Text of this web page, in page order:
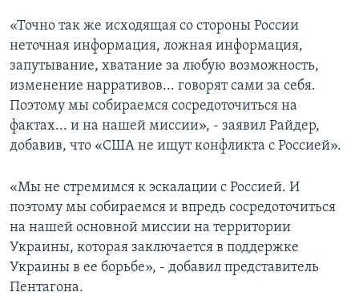
«Точно так же исходящая со стороны России
неточная информация, ложная информация,
запутывание, хватание за любую возможность,
изменение нарративов... говорят сами за себя.
Поэтому мы собираемся сосредоточиться на
фактах... и на нашей миссии», - заявил Райдер,
добавив, что «США не ищут конфликта с Россией».
«Мы не стремимся к эскалации с Россией. И
поэтому мы собираемся и впредь сосредоточиться
на нашей основной миссии на территории
Украины, которая заключается в поддержке
Украины в ее борьбе», - добавил представитель
Пентагона.